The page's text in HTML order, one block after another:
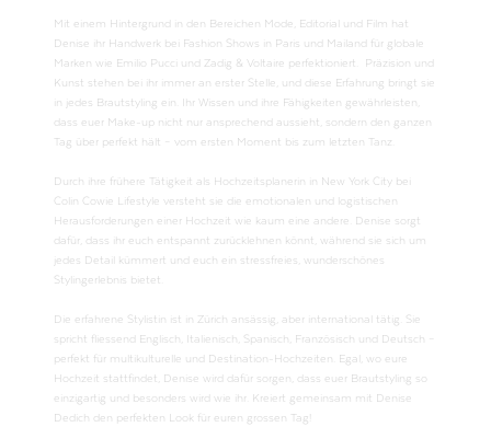
Mit einem Hintergrund in den Bereichen Mode, Editorial und Film hat
Denise ihr Handwerk bei Fashion Shows in Paris und Mailand für globale
Marken wie Emilio Pucci und Zadig & Voltaire perfektioniert. Präzision und
Kunst stehen bei ihr immer an erster Stelle, und diese Erfahrung bringt sie
in jedes Brautstyling ein. Ihr Wissen und ihre Fähigkeiten gewährleisten,
dass euer Make-up nicht nur ansprechend aussieht, sondern den ganzen
Tag über perfekt hält – vom ersten Moment bis zum letzten Tanz.
Durch ihre frühere Tätigkeit als Hochzeitsplanerin in New York City bei
Colin Cowie Lifestyle versteht sie die emotionalen und logistischen
Herausforderungen einer Hochzeit wie kaum eine andere. Denise sorgt
dafür, dass ihr euch entspannt zurücklehnen könnt, während sie sich um
jedes Detail kümmert und euch ein stressfreies, wunderschönes
Stylingerlebnis bietet.
Die erfahrene Stylistin ist in Zürich ansässig, aber international tätig. Sie
spricht fliessend Englisch, Italienisch, Spanisch, Französisch und Deutsch –
perfekt für multikulturelle und Destination-Hochzeiten. Egal, wo eure
Hochzeit stattfindet, Denise wird dafür sorgen, dass euer Brautstyling so
einzigartig und besonders wird wie ihr. Kreiert gemeinsam mit Denise
Dedich den perfekten Look für euren grossen Tag!